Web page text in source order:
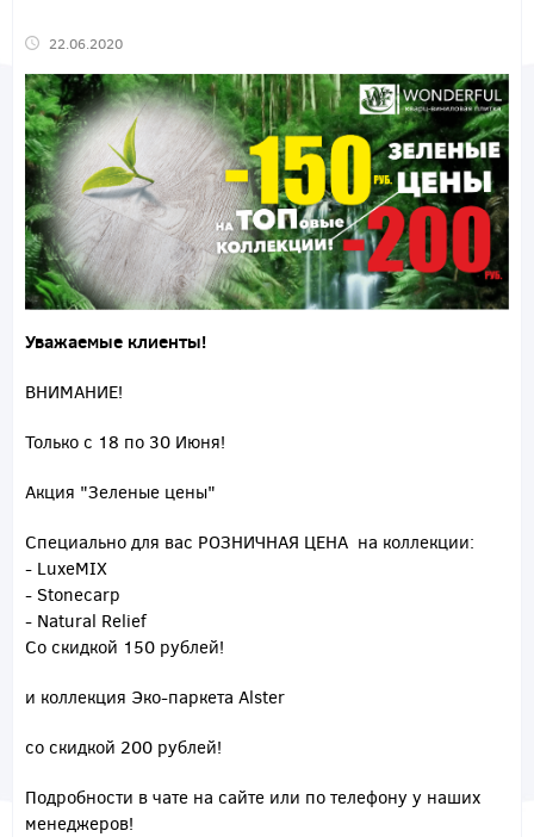
22.06.2020
Уважаемые клиенты!
ВНИМАНИЕ!
Только с 18 по 30 Июня!
Акция "Зеленые цены"
Специально для вас РОЗНИЧНАЯ ЦЕНА на коллекции:
- LuxeMIX
- Stonecarp
- Natural Relief
Со скидкой 150 рублей!
и коллекция Эко-паркета Alster
со скидкой 200 рублей!
Подробности в чате на сайте или по телефону у наших
менеджеров!